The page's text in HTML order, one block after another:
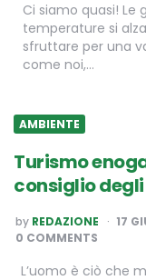
Ci siamo quasi! Le
temperature si
sfruttare per una
come noi,…
AMBIENTE
Turismo
consiglio
POSTED
BY
by REDAZIONE 17
0 COMMENTS
L’uomo è ciò che